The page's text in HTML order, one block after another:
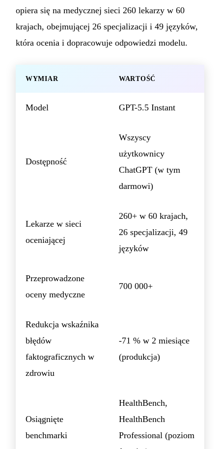
opiera się na medycznej sieci 260 lekarzy w 60
krajach, obejmującej 26 specjalizacji i 49 języków,
która ocenia i dopracowuje odpowiedzi modelu.
WYMIAR WARTOŚĆ
Model GPT-5.5 Instant
Dostępność
Wszyscy
użytkownicy
ChatGPT (w tym
darmowi)
Lekarze w sieci
oceniającej
260+ w 60 krajach,
26 specjalizacji, 49
języków
Przeprowadzone
oceny medyczne
700 000+
Redukcja wskaźnika
błędów
faktograficznych w
zdrowiu
-71 % w 2 miesiące
(produkcja)
Osiągnięte
benchmarki
HealthBench,
HealthBench
Professional (poziom